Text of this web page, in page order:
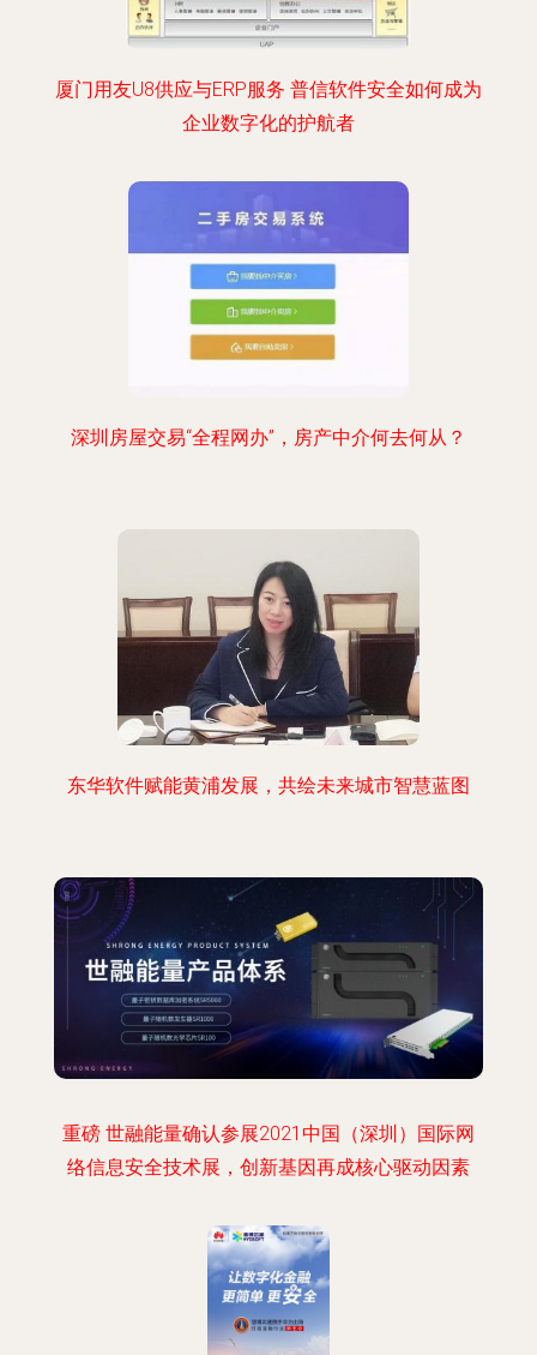
厦门用友U8供应与ERP服务 普信软件安全如何成为
企业数字化的护航者
深圳房屋交易“全程网办”，房产中介何去何从？
东华软件赋能黄浦发展，共绘未来城市智慧蓝图
重磅 世融能量确认参展2021中国（深圳）国际网
络信息安全技术展，创新基因再成核心驱动因素